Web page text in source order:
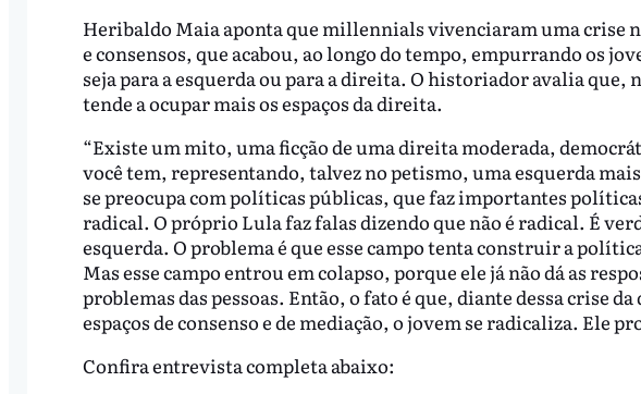
Heribaldo Maia aponta que millennials vivenciaram uma crise
e consensos, que acabou, ao longo do tempo, empurrando os
seja para a esquerda ou para a direita. O historiador avalia que,
tende a ocupar mais os espaços da direita.
“Existe um mito, uma ficção de uma direita moderada,
você tem, representando, talvez no petismo, uma esquerda
se preocupa com políticas públicas, que faz importantes
radical. O próprio Lula faz falas dizendo que não é radical. É
esquerda. O problema é que esse campo tenta construir a
Mas esse campo entrou em colapso, porque ele já não dá as
problemas das pessoas. Então, o fato é que, diante dessa crise
espaços de consenso e de mediação, o jovem se radicaliza. Ele
Confira entrevista completa abaixo: